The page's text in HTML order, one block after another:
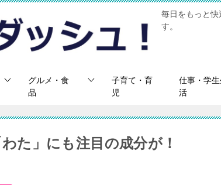
毎日をもっと
す。
グルメ・食
品
子育て・育
児
仕事・学生
活
た」にも注目の成分が！